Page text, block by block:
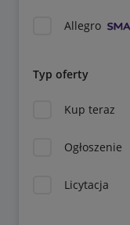
Allegro
Typ oferty
Kup teraz
Ogłoszenie
Licytacja